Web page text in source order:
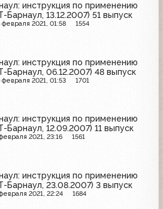
инструкция по применению
Барнаул, 13.12.2007) 51 выпуск
февраля 2021, 01:58 1554
инструкция по применению
Барнаул, 06.12.2007) 48 выпуск
февраля 2021, 01:53 1701
инструкция по применению
Барнаул, 12.09.2007) 11 выпуск
2021, 23:16 1561
инструкция по применению
Барнаул, 23.08.2007) 3 выпуск
2021, 22:24 1684